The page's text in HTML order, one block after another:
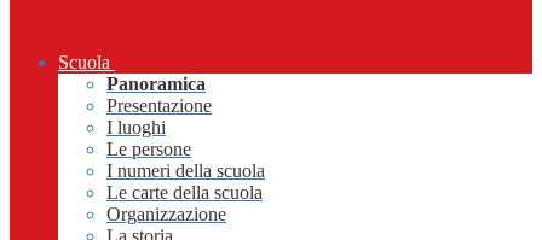
Scuola
Panoramica
Presentazione
I luoghi
Le persone
I numeri della scuola
Le carte della scuola
Organizzazione